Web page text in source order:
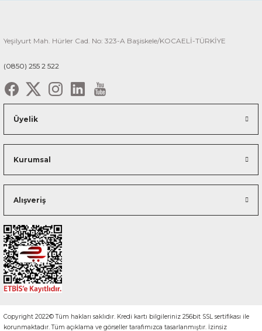
Yeşilyurt Mah. Hürler Cad. No: 323-A Başiskele/KOCAELİ-TÜRKİYE
(0850) 255 2 522
Üyelik
Kurumsal
Alışveriş
Copyright 2022© Tüm hakları saklıdır. Kredi kartı bilgileriniz 256bit SSL sertifikası ile
korunmaktadır. Tüm açıklama ve görseller tarafımızca tasarlanmıştır. İzinsiz